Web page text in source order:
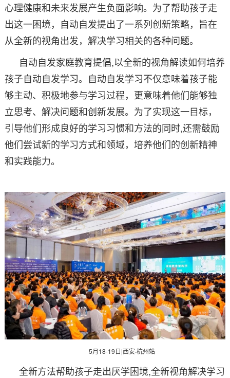
心理健康和未来发展产生负面影响。为了帮助孩子走
出这一困境，自动自发提出了一系列创新策略，旨在
从全新的视角出发，解决学习相关的各种问题。
自动自发家庭教育提倡,以全新的视角解读如何培养
孩子自动自发学习。自动自发学习不仅意味着孩子能
够主动、积极地参与学习过程，更意味着他们能够独
立思考、解决问题和创新发展。为了实现这一目标，
引导他们形成良好的学习习惯和方法的同时,还需鼓励
他们尝试新的学习方式和领域，培养他们的创新精神
和实践能力。
5月18-19日|西安·杭州站
全新方法帮助孩子走出厌学困境,全新视角解决学习